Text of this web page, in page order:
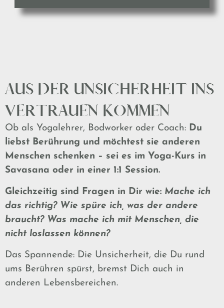
AUS DER UNSICHERHEIT INS
VERTRAUEN KOMMEN
Ob als Yogalehrer, Bodworker oder Coach: Du
liebst Berührung und möchtest sie anderen
Menschen schenken – sei es im Yoga-Kurs in
Savasana oder in einer 1:1 Session.
Gleichzeitig sind Fragen in Dir wie: Mache ich
das richtig? Wie spüre ich, was der andere
braucht? Was mache ich mit Menschen, die
nicht loslassen können?
Das Spannende: Die Unsicherheit, die Du rund
ums Berühren spürst, bremst Dich auch in
anderen Lebensbereichen.